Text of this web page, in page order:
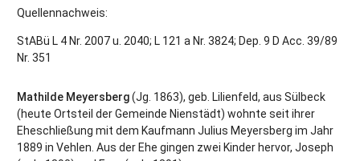
Quellennachweis:
StABü L 4 Nr. 2007 u. 2040; L 121 a Nr. 3824; Dep. 9 D Acc. 39/89
Nr. 351
Mathilde Meyersberg(Jg. 1863), geb. Lilienfeld, aus Sülbeck
(heute Ortsteil der Gemeinde Nienstädt) wohnte seit ihrer
Eheschließung mit dem Kaufmann Julius Meyersberg im Jahr
1889 in Vehlen. Aus der Ehe gingen zwei Kinder hervor, Joseph